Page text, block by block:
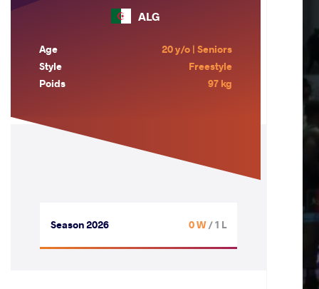
ALG
Age
20 y/o | Seniors
Style
Freestyle
Poids
97 kg
Season 2026 0 W/ 1 L